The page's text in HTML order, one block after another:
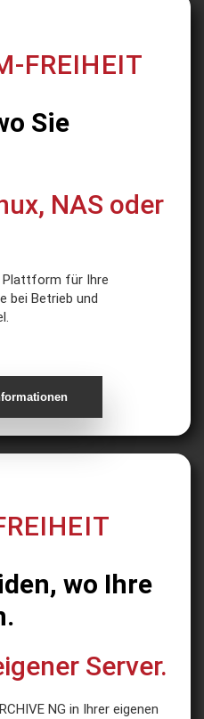
FREIHEIT
Sie
NAS oder
Plattform für Ihre
bei Betrieb und
wo Ihre
Server.
NG in Ihrer eigenen